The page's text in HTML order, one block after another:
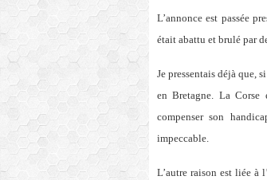
L’annonce est passée
était abattu et brulé par
Je pressentais déjà que,
en Bretagne. La Corse
compenser son
impeccable.
L’autre raison est liée à